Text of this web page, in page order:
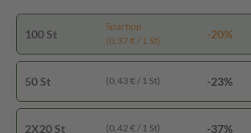
100 St
Spartipp
(0,37 € / 1 St)
-20%
50 St (0,43 € / 1 St) -23%
2X20 St (0,42 € / 1 St) -37%